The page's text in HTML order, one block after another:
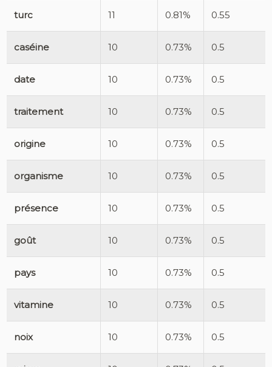
turc 11 0.81% 0.55
caséine 10 0.73% 0.5
date 10 0.73% 0.5
traitement 10 0.73% 0.5
origine 10 0.73% 0.5
organisme 10 0.73% 0.5
présence 10 0.73% 0.5
goût 10 0.73% 0.5
pays 10 0.73% 0.5
vitamine 10 0.73% 0.5
noix 10 0.73% 0.5